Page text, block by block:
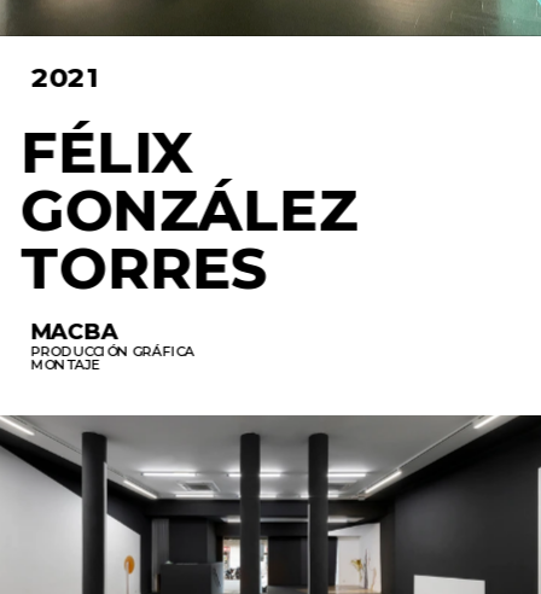
MACBA
2021
FÉLIX
GONZÁLEZ
TORRES
MACBA
PRODUCCIÓN GRÁFICA
MONTAJE